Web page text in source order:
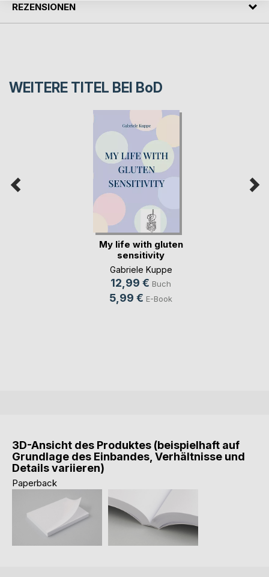
REZENSIONEN
WEITERE TITEL BEI BoD
My life with gluten
sensitivity
Gabriele Kuppe
12,99 € Buch
5,99 € E-Book
3D-Ansicht des Produktes (beispielhaft auf
Grundlage des Einbandes, Verhältnisse und
Details variieren)
Paperback